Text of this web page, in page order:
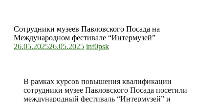
Сотрудники музеев Павловского Посада на
Международном фестивале “Интермузей”
26.05.202526.05.2025 inf0psk
В рамках курсов повышения квалификации
сотрудники музее Павловского Посада посетили
международный фестиваль “Интермузей” и